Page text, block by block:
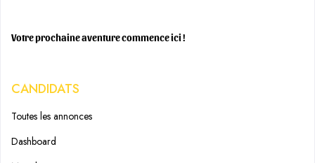
Votre prochaine aventure commence ici !
CANDIDATS
Toutes les annonces
Dashboard